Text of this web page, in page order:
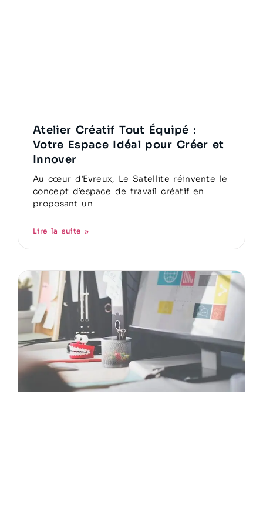
Atelier Créatif Tout Équipé :
Votre Espace Idéal pour Créer et
Innover
Au cœur d’Evreux, Le Satellite réinvente le
concept d’espace de travail créatif en
proposant un
Lire la suite »